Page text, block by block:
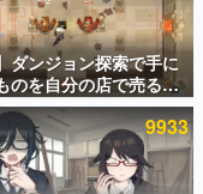
製作時のエピソードをお
）とは何か？を探ってい
赫本』は、〈試験問題〉
。
ダンジョン探索で手に
のを自分の店で売るゲ
』がSteam
配布中！続編
2』の9月2日正
スを記念したキャンペ
9933